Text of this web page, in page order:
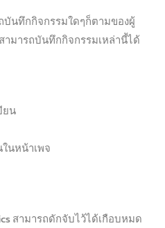
บันทึกกิจกรรมใดๆก็ตามของผู้
ามารถบันทึกกิจกรรมเหล่านี้ได้
ยน
นหน้าเพจ
สามารถดักจับไว้ได้เกือบหมด